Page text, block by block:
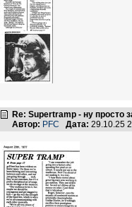
Re: Supertramp - ну просто
Автор: PFC Дата: 29.10.25